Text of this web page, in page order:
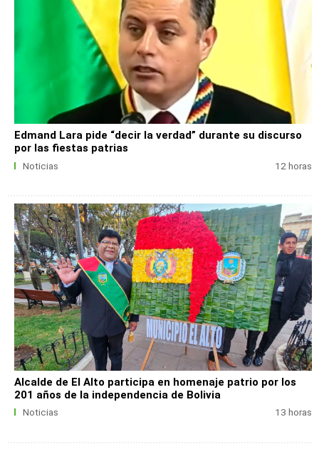
Edmand Lara pide “decir la verdad” durante su discurso
por las fiestas patrias
Noticias 12 horas
Alcalde de El Alto participa en homenaje patrio por los
201 años de la independencia de Bolivia
Noticias 13 horas